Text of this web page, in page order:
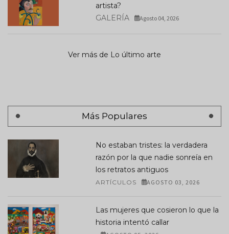
artista?
GALERÍA
Agosto 04, 2026
Ver más de Lo último arte
Más Populares
No estaban tristes: la verdadera
razón por la que nadie sonreía en
los retratos antiguos
ARTÍCULOS AGOSTO 03, 2026
Las mujeres que cosieron lo que la
historia intentó callar